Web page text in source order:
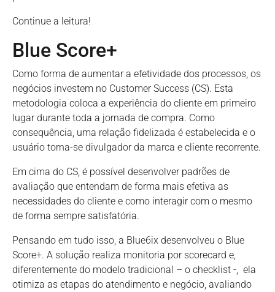
Continue a leitura!
Blue Score+
Como forma de aumentar a efetividade dos processos, os
negócios investem no Customer Success (CS). Esta
metodologia coloca a experiência do cliente em primeiro
lugar durante toda a jornada de compra. Como
consequência, uma relação fidelizada é estabelecida e o
usuário torna-se divulgador da marca e cliente recorrente.
Em cima do CS, é possível desenvolver padrões de
avaliação que entendam de forma mais efetiva as
necessidades do cliente e como interagir com o mesmo
de forma sempre satisfatória.
Pensando em tudo isso, a Blue6ix desenvolveu o Blue
Score+. A solução realiza monitoria por scorecard e,
diferentemente do modelo tradicional – o checklist -, ela
otimiza as etapas do atendimento e negócio, avaliando